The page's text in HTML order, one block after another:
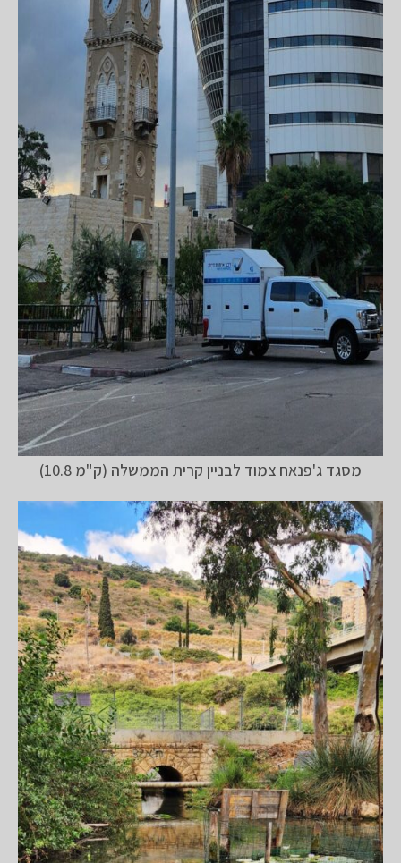
מסגד ג'פנאח צמוד לבניין קרית הממשלה (ק"מ 10.8)